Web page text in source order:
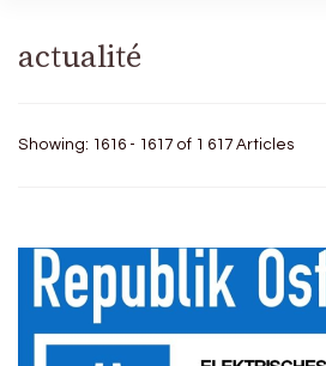
actualité
Showing: 1616 - 1617 of 1 617 Articles